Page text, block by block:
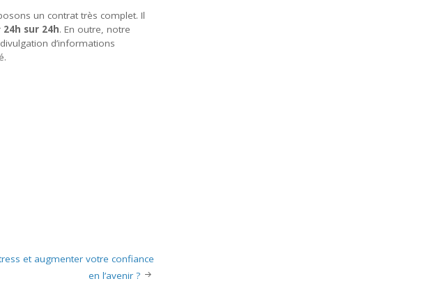
un contrat très complet. Il
24h sur 24h. En outre, notre
d’informations
et augmenter votre confiance
en l’avenir ?